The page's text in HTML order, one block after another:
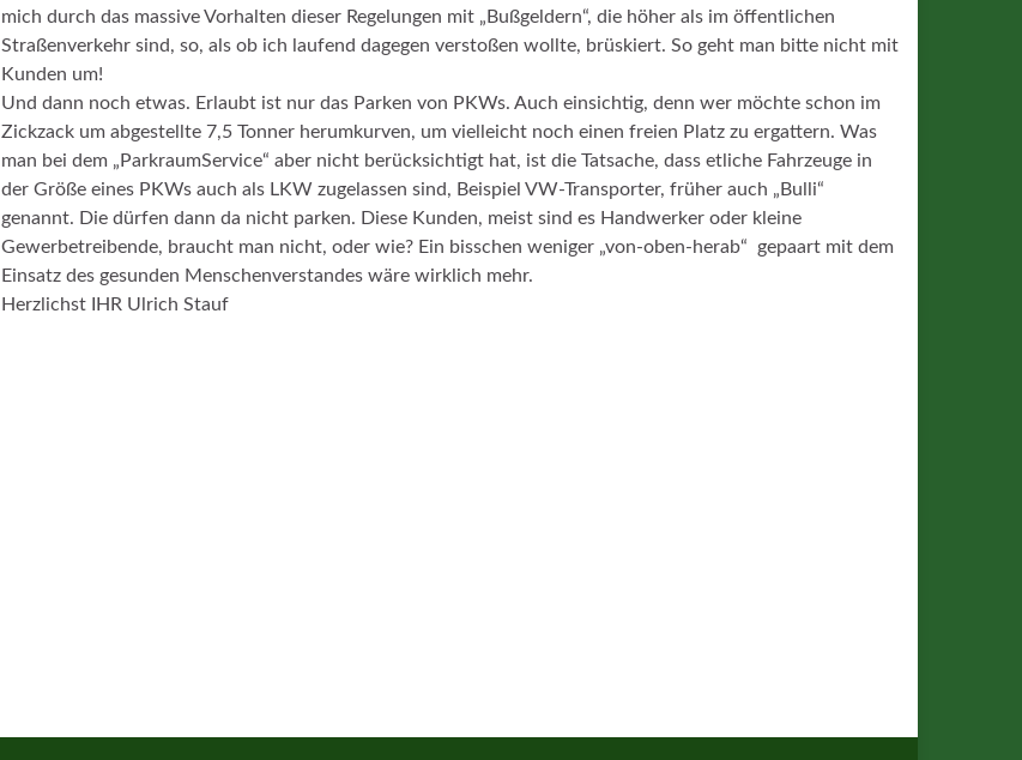
mich durch das massive Vorhalten dieser Regelungen mit „Bußgeldern“, die höher als im öffentlichen
Straßenverkehr sind, so, als ob ich laufend dagegen verstoßen wollte, brüskiert. So geht man bitte nicht mit
Kunden um!
Und dann noch etwas. Erlaubt ist nur das Parken von PKWs. Auch einsichtig, denn wer möchte schon im
Zickzack um abgestellte 7,5 Tonner herumkurven, um vielleicht noch einen freien Platz zu ergattern. Was
man bei dem „ParkraumService“ aber nicht berücksichtigt hat, ist die Tatsache, dass etliche Fahrzeuge in
der Größe eines PKWs auch als LKW zugelassen sind, Beispiel VW-Transporter, früher auch „Bulli“
genannt. Die dürfen dann da nicht parken. Diese Kunden, meist sind es Handwerker oder kleine
Gewerbetreibende, braucht man nicht, oder wie? Ein bisschen weniger „von-oben-herab“ gepaart mit dem
Einsatz des gesunden Menschenverstandes wäre wirklich mehr.
Herzlichst IHR Ulrich Stauf